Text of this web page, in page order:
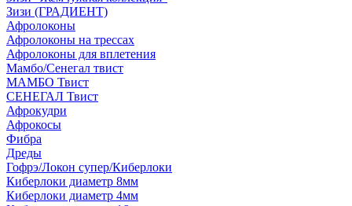
Зизи (ГРАДИЕНТ)
Афролоконы
Афролоконы на трессах
Афролоконы для вплетения
Мамбо/Сенегал твист
МАМБО Твист
СЕНЕГАЛ Твист
Афрокудри
Афрокосы
Фибра
Дреды
Гофрэ/Локон супер/Киберлоки
Киберлоки диаметр 8мм
Киберлоки диаметр 4мм